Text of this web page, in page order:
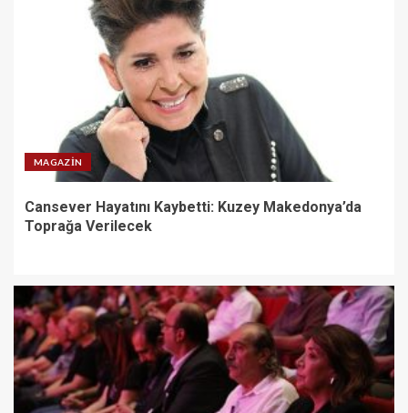
MAGAZIN
Cansever Hayatını Kaybetti: Kuzey Makedonya’da
Toprağa Verilecek